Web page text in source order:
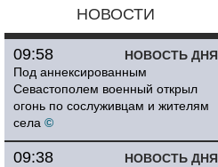
НОВОСТИ
НОВОСТЬ ДНЯ
09:58
Под аннексированным
Севастополем военный открыл
огонь по сослуживцам и жителям
села ©
НОВОСТЬ ДНЯ
09:38